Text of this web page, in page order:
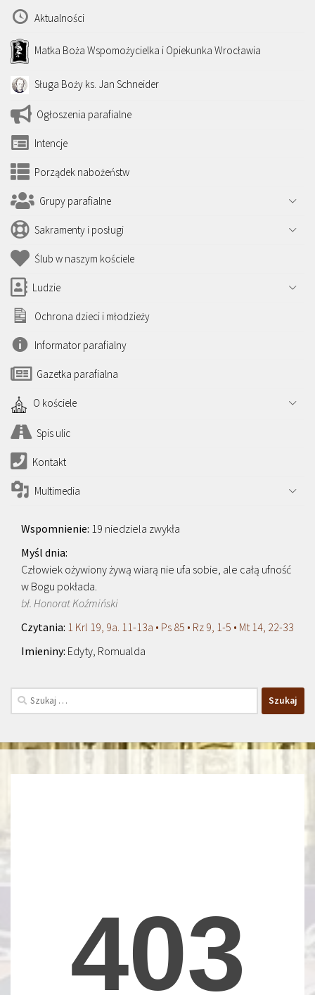
Aktualności
Matka Boża Wspomożycielka i Opiekunka Wrocławia
Sługa Boży ks. Jan Schneider
Ogłoszenia parafialne
Intencje
Porządek nabożeństw
Grupy parafialne
Sakramenty i posługi
Ślub w naszym kościele
Ludzie
Ochrona dzieci i młodzieży
Informator parafialny
Gazetka parafialna
O kościele
Spis ulic
Kontakt
Multimedia
19 niedziela zwykła
Człowiek ożywiony żywą wiarą nie ufa sobie, ale całą ufność
w Bogu pokłada.
bł. Honorat Koźmiński
1 Krl 19, 9a. 11-13a • Ps 85 • Rz 9, 1-5 • Mt 14, 22-33
Edyty, Romualda
Szukaj: